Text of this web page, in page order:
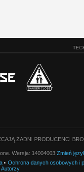
ŻADNI PRODUCENCI
Wersja: 14004003 Zmień
Ochrona danych osobowych i
Autorzy